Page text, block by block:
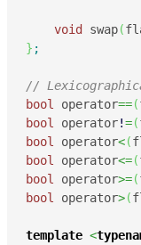
void swap(
} ;
//
bool
operator==(
bool
operator!=(
bool
operator<(
bool
operator<=(
bool
operator>=(
bool
operator>(
template <